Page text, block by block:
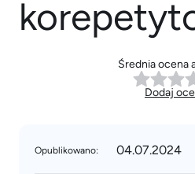
Średnia ocena
Dodaj
Opublikowano: 04.07.2024